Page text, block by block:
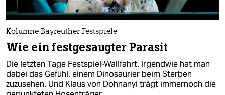
Kolumne Bayreuther Festspiele
Wie ein festgesaugter Parasit
Die letzten Tage Festspiel-Wallfahrt. Irgendwie hat man
dabei das Gefühl, einem Dinosaurier beim Sterben
zuzusehen. Und Klaus von Dohnanyi trägt immernoch die